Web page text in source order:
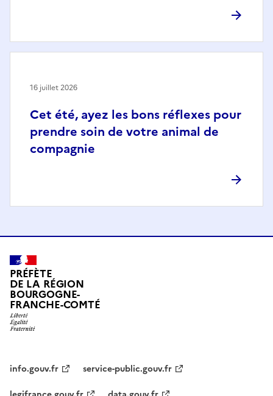
Cet été, ayez les bons réflexes pour
prendre soin de votre animal de
compagnie
16 juillet 2026
PRÉFÈTE
DE LA RÉGION
BOURGOGNE-
FRANCHE-COMTÉ
info.gouv.fr
service-public.gouv.fr